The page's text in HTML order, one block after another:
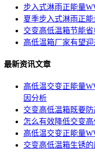
步入式淋雨正能量
夏季步入式淋雨正
交变高低温箱节能
高低温箱厂家有望
最新资讯文章
高低温交变正能量
因分析
交变高低温箱既要
怎么有效降低交变
高低温交变正能量
交变高低温箱生锈